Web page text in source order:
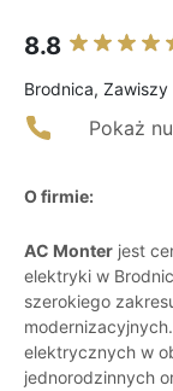
8.8
Brodnica,
Pokaż
O firmie:
AC Monter jest
elektryki w
szerokiego
elektrycznych w
jednorodzinnych